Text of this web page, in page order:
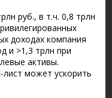
руб., в т.ч. 0,8 трлн
доходах компания
и >1,3 трлн при
активы.
лист может ускорить